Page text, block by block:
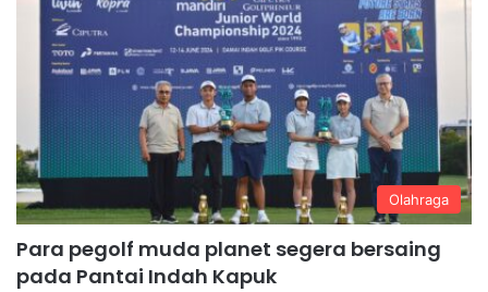
Olahraga
Para pegolf muda planet segera bersaing
pada Pantai Indah Kapuk